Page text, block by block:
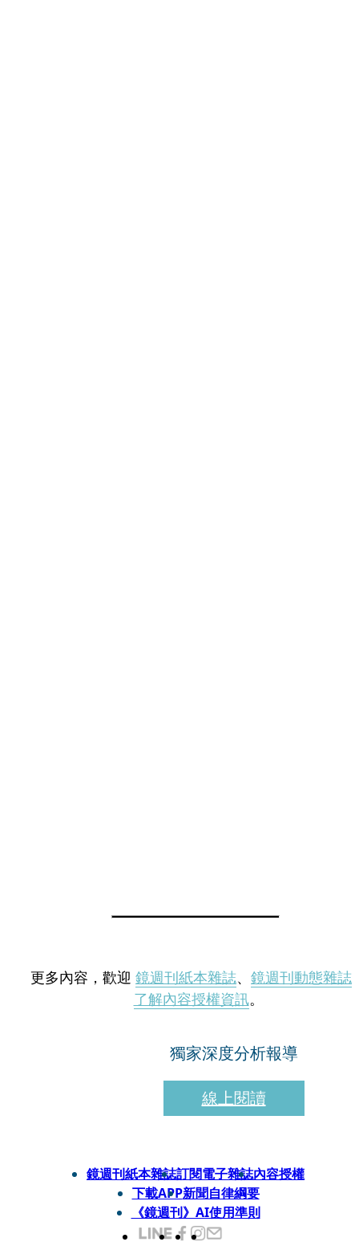
更多內容，歡迎 鏡週刊紙本雜誌、 鏡週刊動態雜誌
了解內容授權資訊。
獨家深度分析報導
線上閱讀
鏡週刊紙本雜誌訂閱電子雜誌內容授權
下載APP新聞自律綱要
《鏡週刊》AI使用準則